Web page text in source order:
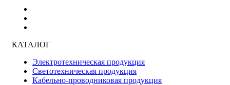
КАТАЛОГ
Электротехническая продукция
Светотехническая продукция
Кабельно-проводниковая продукция